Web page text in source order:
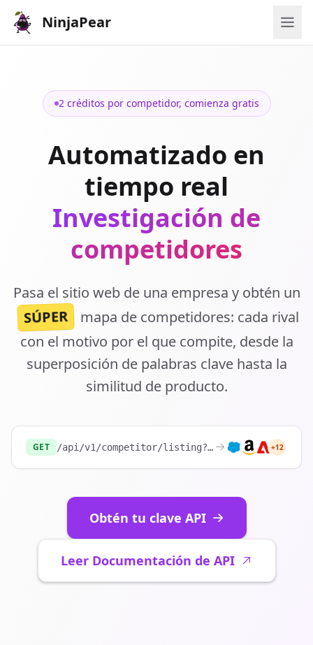
NinjaPear
2 créditos por competidor, comienza gratis
Automatizado en
tiempo real
Investigación de
competidores
Pasa el sitio web de una empresa y obtén un
SÚPER
mapa de competidores: cada rival
con el motivo por el que compite, desde la
superposición de palabras clave hasta la
similitud de producto.
GET /api/v1/competitor/listing?website= https://
+12
Obtén tu clave API
Leer Documentación de API